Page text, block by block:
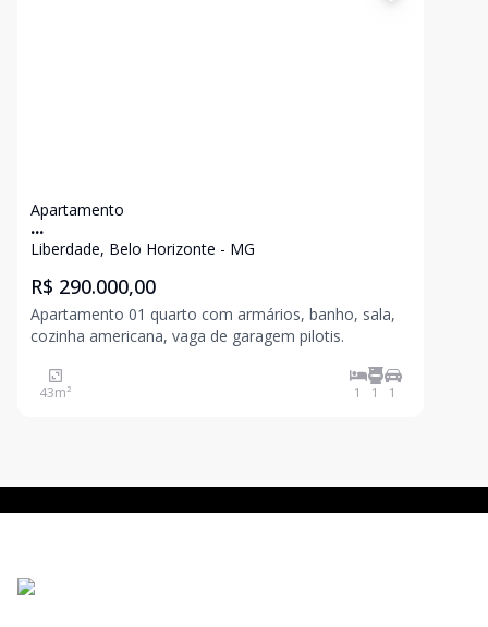
Apartamento
...
Liberdade, Belo Horizonte - MG
R$ 290.000,00
Apartamento 01 quarto com armários, banho, sala,
cozinha americana, vaga de garagem pilotis.
43m² 1 1 1